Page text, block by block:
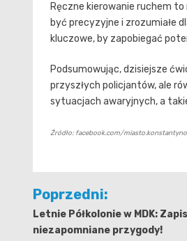
Ręczne kierowanie ruchem
być precyzyjne i zrozumiałe
kluczowe, by zapobiegać
Podsumowując, dzisiejsze
przyszłych policjantów, ale
sytuacjach awaryjnych, a
Źródło: facebook.com/
Nawigacja
wpisu
Poprzedni:
Letnie Półkolonie w MDK:
niezapomniane przygody!